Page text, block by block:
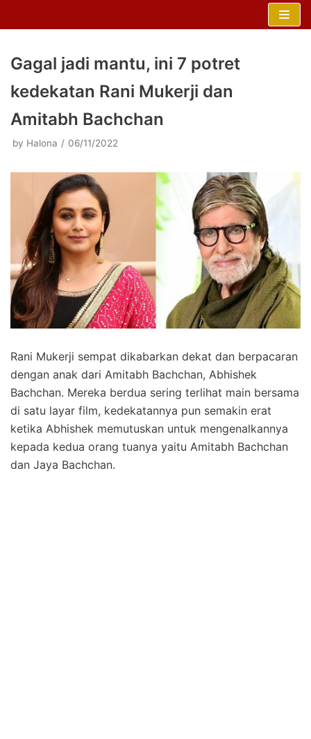
Gagal jadi mantu, ini 7 potret
kedekatan Rani Mukerji dan
Amitabh Bachchan
by Halona 06/11/2022
Rani Mukerji sempat dikabarkan dekat dan berpacaran
dengan anak dari Amitabh Bachchan, Abhishek
Bachchan. Mereka berdua sering terlihat main bersama
di satu layar film, kedekatannya pun semakin erat
ketika Abhishek memutuskan untuk mengenalkannya
kepada kedua orang tuanya yaitu Amitabh Bachchan
dan Jaya Bachchan.